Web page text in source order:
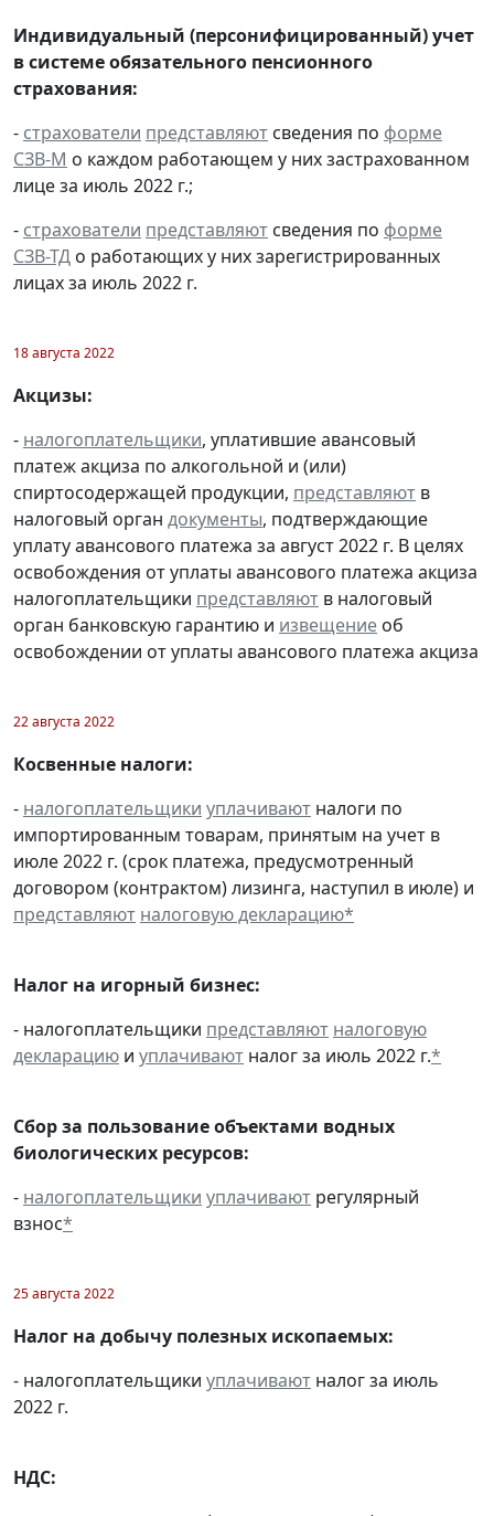
Индивидуальный (персонифицированный) учет
в системе обязательного пенсионного
страхования:
- страхователи представляют сведения по форме
СЗВ-М о каждом работающем у них застрахованном
лице за июль 2022 г.;
- страхователи представляют сведения по форме
СЗВ-ТД о работающих у них зарегистрированных
лицах за июль 2022 г.
18 августа 2022
Акцизы:
- налогоплательщики, уплатившие авансовый
платеж акциза по алкогольной и (или)
спиртосодержащей продукции, представляют в
налоговый орган документы, подтверждающие
уплату авансового платежа за август 2022 г. В целях
освобождения от уплаты авансового платежа акциза
налогоплательщики представляют в налоговый
орган банковскую гарантию и извещение об
освобождении от уплаты авансового платежа акциза
22 августа 2022
Косвенные налоги:
- налогоплательщики уплачивают налоги по
импортированным товарам, принятым на учет в
июле 2022 г. (срок платежа, предусмотренный
договором (контрактом) лизинга, наступил в июле) и
представляют налоговую декларацию*
Налог на игорный бизнес:
- налогоплательщики представляют налоговую
декларацию и уплачивают налог за июль 2022 г.*
Сбор за пользование объектами водных
биологических ресурсов:
- налогоплательщики уплачивают регулярный
взнос*
25 августа 2022
Налог на добычу полезных ископаемых:
- налогоплательщики уплачивают налог за июль
2022 г.
НДС: